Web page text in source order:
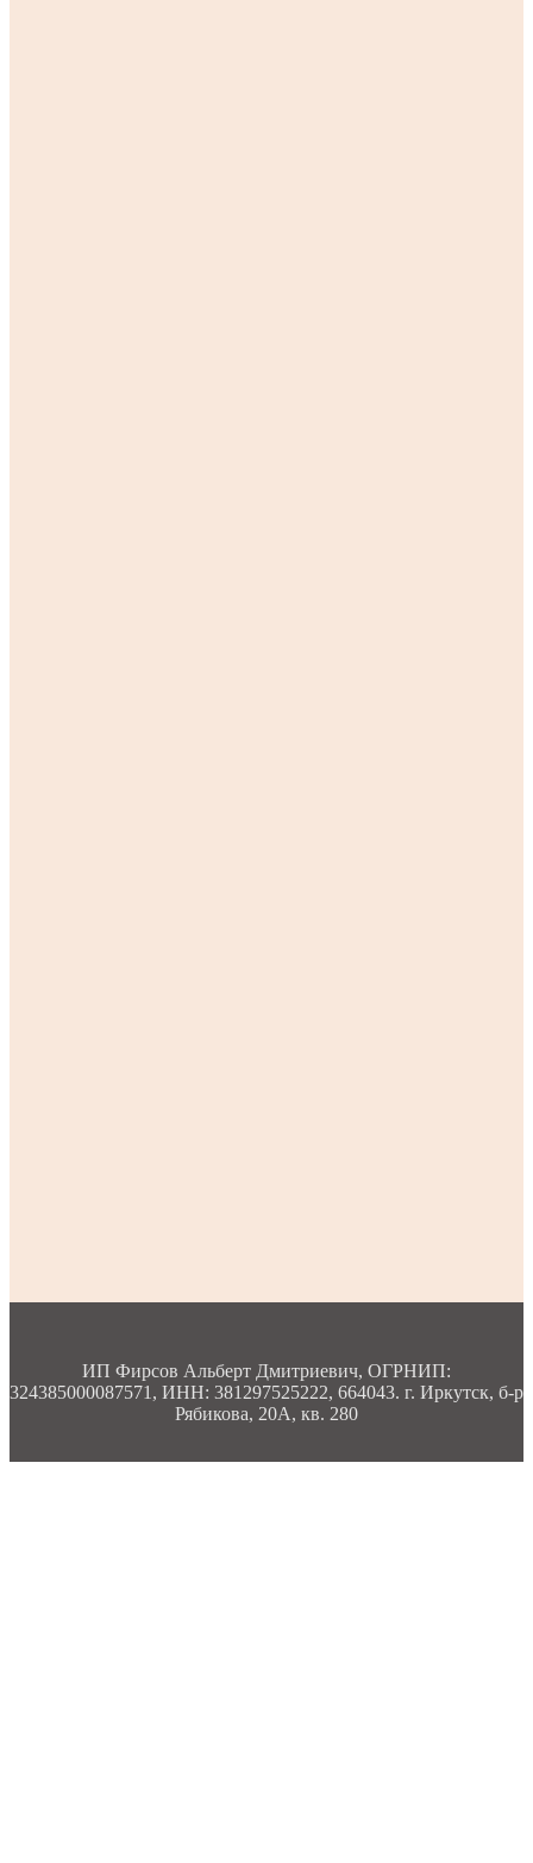
ИП Фирсов Альберт Дмитриевич, ОГРНИП:
324385000087571, ИНН: 381297525222, 664043. г. Иркутск, б-р
Рябикова, 20А, кв. 280